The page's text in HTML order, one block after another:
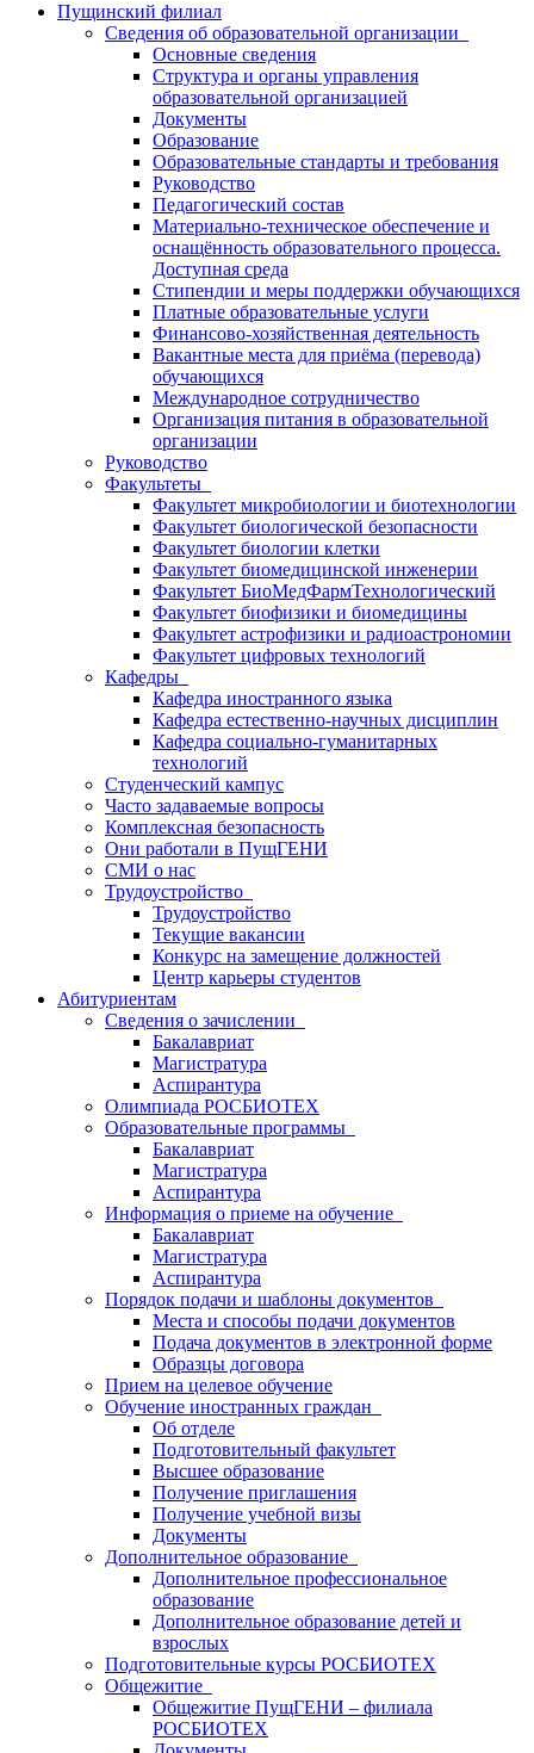
Пущинский филиал
Сведения об образовательной организации
Основные сведения
Структура и органы управления
образовательной организацией
Документы
Образование
Образовательные стандарты и требования
Руководство
Педагогический состав
Материально-техническое обеспечение и
оснащённость образовательного процесса.
Доступная среда
Стипендии и меры поддержки обучающихся
Платные образовательные услуги
Финансово-хозяйственная деятельность
Вакантные места для приёма (перевода)
обучающихся
Международное сотрудничество
Организация питания в образовательной
организации
Руководство
Факультеты
Факультет микробиологии и биотехнологии
Факультет биологической безопасности
Факультет биологии клетки
Факультет биомедицинской инженерии
Факультет БиоМедФармТехнологический
Факультет биофизики и биомедицины
Факультет астрофизики и радиоастрономии
Факультет цифровых технологий
Кафедры
Кафедра иностранного языка
Кафедра естественно-научных дисциплин
Кафедра социально-гуманитарных
технологий
Студенческий кампус
Часто задаваемые вопросы
Комплексная безопасность
Они работали в ПущГЕНИ
СМИ о нас
Трудоустройство
Трудоустройство
Текущие вакансии
Конкурс на замещение должностей
Центр карьеры студентов
Абитуриентам
Сведения о зачислении
Бакалавриат
Магистратура
Аспирантура
Олимпиада РОСБИОТЕХ
Образовательные программы
Бакалавриат
Магистратура
Аспирантура
Информация о приеме на обучение
Бакалавриат
Магистратура
Аспирантура
Порядок подачи и шаблоны документов
Места и способы подачи документов
Подача документов в электронной форме
Образцы договора
Прием на целевое обучение
Обучение иностранных граждан
Об отделе
Подготовительный факультет
Высшее образование
Получение приглашения
Получение учебной визы
Документы
Дополнительное образование
Дополнительное профессиональное
образование
Дополнительное образование детей и
взрослых
Подготовительные курсы РОСБИОТЕХ
Общежитие
Общежитие ПущГЕНИ – филиала
РОСБИОТЕХ